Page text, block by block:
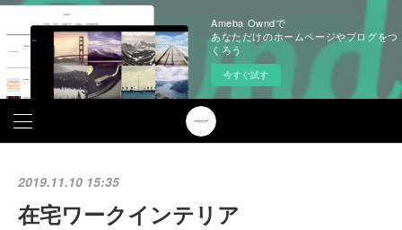
Ameba Owndで
あなただけのホームページやブログをつ
くろう
今すぐ試す
2019.11.10 15:35
在宅ワークインテリア